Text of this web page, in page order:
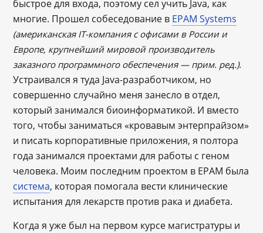
быстрое для входа, поэтому сел учить Java, как
многие. Прошел собеседование в EPAM Systems
(американская IT-компания с офисами в России и
Европе, крупнейший мировой производитель
заказного программного обеспечения ― прим. ред.).
Устраивался я туда Java-разработчиком, но
совершенно случайно меня занесло в отдел,
который занимался биоинформатикой. И вместо
того, чтобы заниматься «кровавым энтерпрайзом»
и писать корпоративные приложения, я полтора
года занимался проектами для работы с геном
человека. Моим последним проектом в EPAM была
система, которая помогала вести клинические
испытания для лекарств против рака и диабета.
Когда я уже был на первом курсе магистратуры и